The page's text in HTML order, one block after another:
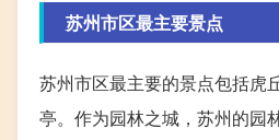
苏州市区最主要景点
苏州市区最主要的景点包括虎
亭。作为园林之城，苏州的园